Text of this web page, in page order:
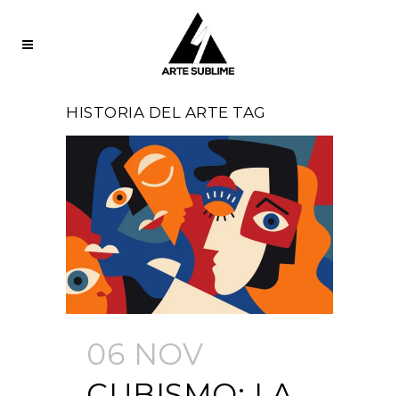
HISTORIA DEL ARTE TAG
06 NOV